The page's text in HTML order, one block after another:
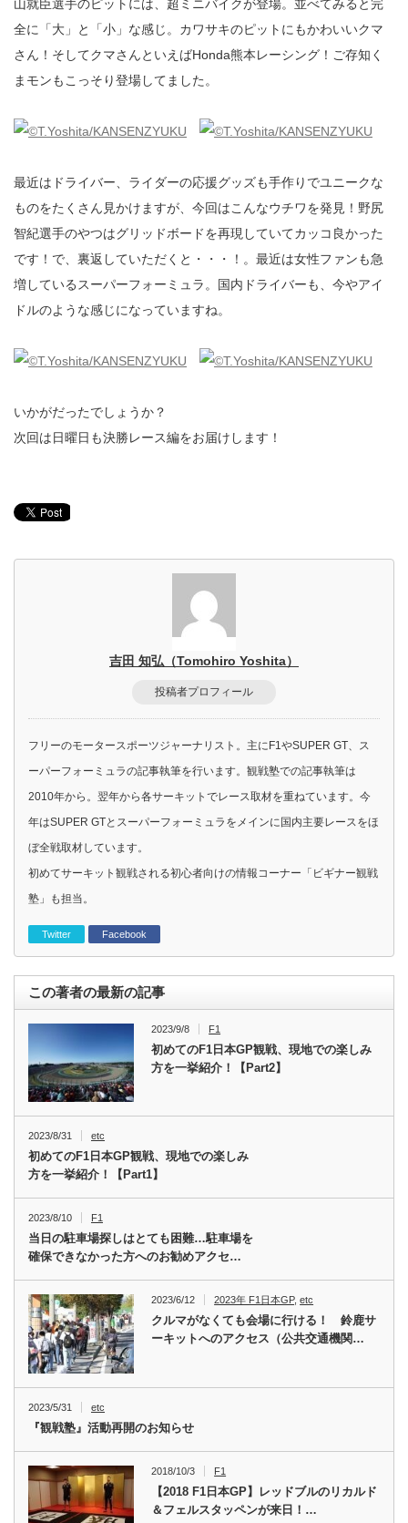
山就臣選手のピットには、超ミニバイクが登場。並べてみると完
全に「大」と「小」な感じ。カワサキのピットにもかわいいクマ
さん！そしてクマさんといえばHonda熊本レーシング！ご存知く
まモンもこっそり登場してました。
最近はドライバー、ライダーの応援グッズも手作りでユニークな
ものをたくさん見かけますが、今回はこんなウチワを発見！野尻
智紀選手のやつはグリッドボードを再現していてカッコ良かった
です！で、裏返していただくと・・・！。最近は女性ファンも急
増しているスーパーフォーミュラ。国内ドライバーも、今やアイ
ドルのような感じになっていますね。
いかがだったでしょうか？
次回は日曜日も決勝レース編をお届けします！
吉田 知弘（Tomohiro Yoshita）
投稿者プロフィール
フリーのモータースポーツジャーナリスト。主にF1やSUPER GT、ス
ーパーフォーミュラの記事執筆を行います。観戦塾での記事執筆は
2010年から。翌年から各サーキットでレース取材を重ねています。今
年はSUPER GTとスーパーフォーミュラをメインに国内主要レースをほ
ぼ全戦取材しています。
初めてサーキット観戦される初心者向けの情報コーナー「ビギナー観戦
塾」も担当。
Twitter Facebook
この著者の最新の記事
2023/9/8 F1
初めてのF1日本GP観戦、現地での楽しみ
方を一挙紹介！【Part2】
2023/8/31 etc
初めてのF1日本GP観戦、現地での楽しみ
方を一挙紹介！【Part1】
2023/8/10 F1
当日の駐車場探しはとても困難…駐車場を
確保できなかった方へのお勧めアクセ…
2023/6/12 2023年 F1日本GP,etc
クルマがなくても会場に行ける！ 鈴鹿サ
ーキットへのアクセス（公共交通機関…
2023/5/31 etc
『観戦塾』活動再開のお知らせ
2018/10/3 F1
【2018 F1日本GP】レッドブルのリカルド
＆フェルスタッペンが来日！…